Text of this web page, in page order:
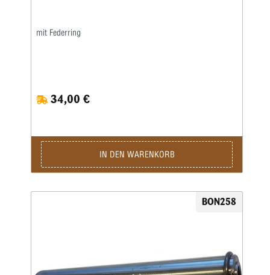
mit Federring
34,00 €
IN DEN WARENKORB
BON258